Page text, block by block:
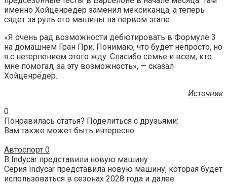
именно Хойценрёдер заменил мексиканца, а теперь
сядет за руль его машины на первом этапе.
«Я очень рад возможности дебютировать в Формуле 3
на домашнем Гран При. Понимаю, что будет непросто, но
я с нетерпением этого жду. Спасибо семье и всем, кто
мне помогал, за ​​эту возможность», — сказал
Хойценрёдер.
Источник
0
Понравилась статья? Поделиться с друзьями:
Вам также может быть интересно
Автоспорт 0
В Indycar представили новую машину
Серия Indycar представила новую машину, которая будет
использоваться в сезонах 2028 года и далее.